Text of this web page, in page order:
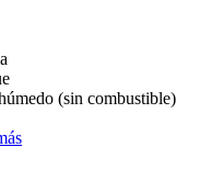
(sin combustible)